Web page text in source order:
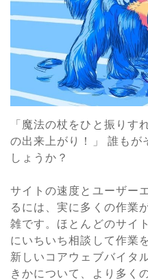
「魔法の杖をひと振りす
の出来上がり！」 誰もが
しょうか？
サイトの速度とユーザー
るには、実に多くの作業
雑です。ほとんどのサイ
にいちいち相談して作業
新しいコアウェブバイタ
きかについて、より多く